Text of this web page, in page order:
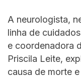
A neurologista,
linha de
e coordenadora
Priscila Leite,
causa de morte